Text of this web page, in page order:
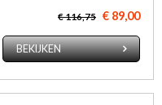
€ 116,75 € 89,00
BEKIJKEN